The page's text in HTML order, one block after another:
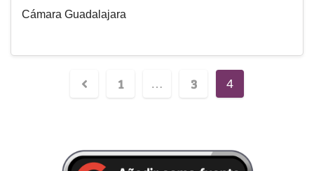
Cámara Guadalajara
1 … 3 4